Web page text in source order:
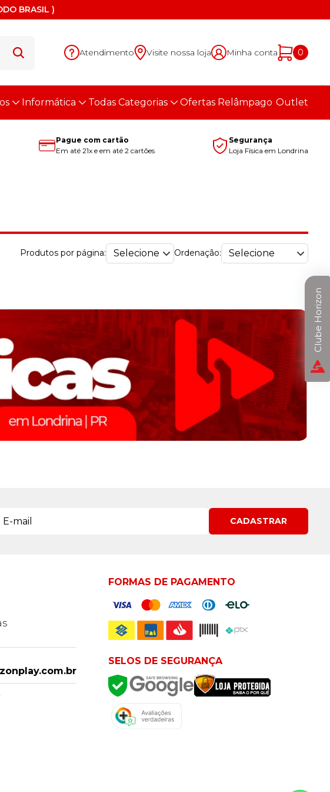
BRASIL )
Atendimento Visite nossa loja Minha conta 0
Informática Todas Categorias Ofertas Relâmpago Outlet
Pague com cartão
Em até 21x e em até 2 cartões
Segurança
Loja Física em Londrina
Produtos por página: Ordenação:
CADASTRAR
FORMAS DE PAGAMENTO
SELOS DE SEGURANÇA
Clube Horizon